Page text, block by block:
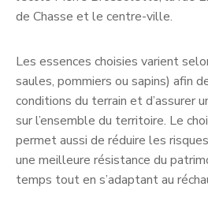
de Chasse et le centre-ville.
Les essences choisies varient
saules, pommiers ou sapins) afin
conditions du terrain et d’assurer
sur l’ensemble du territoire. Le
permet aussi de réduire les
une meilleure résistance du
temps tout en s’adaptant au